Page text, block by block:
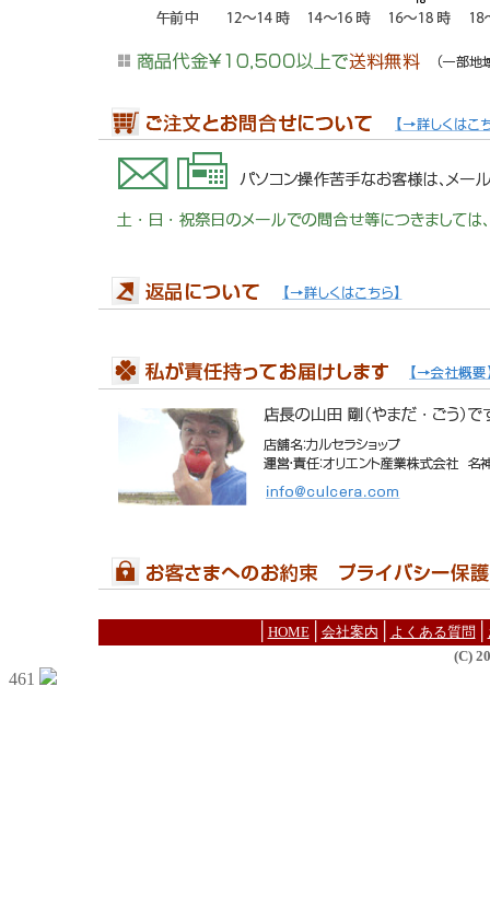
HOME│ 会社案内 よくある質問
(C)
461